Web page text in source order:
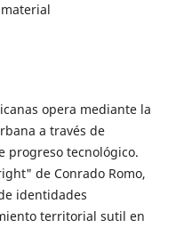
opera mediante la
a través de
progreso tecnológico.
de Conrado Romo,
identidades
territorial sutil en